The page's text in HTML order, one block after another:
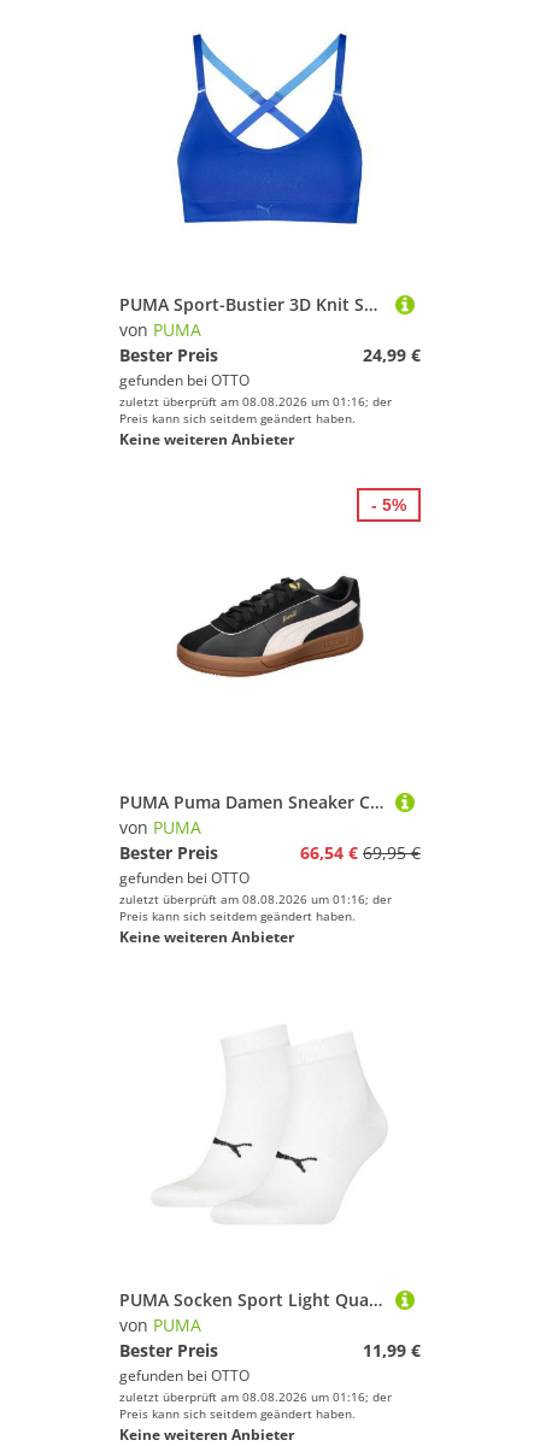
PUMA Sport-Bustier 3D Knit Sport Triangle Top (1-tlg) mit herausnehmbaren Cups
von PUMA
Bester Preis
24,99 €
gefunden bei OTTO
zuletzt überprüft am 08.08.2026 um 01:16; der
Preis kann sich seitdem geändert haben.
Keine weiteren Anbieter
PUMA Puma Damen Sneaker Club Klassika 400364 Sneaker
von PUMA
Bester Preis
66,54 € 69,95 €
gefunden bei OTTO
zuletzt überprüft am 08.08.2026 um 01:16; der
Preis kann sich seitdem geändert haben.
Keine weiteren Anbieter
- 5%
PUMA Socken Sport Light Quarter
von PUMA
Bester Preis
11,99 €
gefunden bei OTTO
zuletzt überprüft am 08.08.2026 um 01:16; der
Preis kann sich seitdem geändert haben.
Keine weiteren Anbieter